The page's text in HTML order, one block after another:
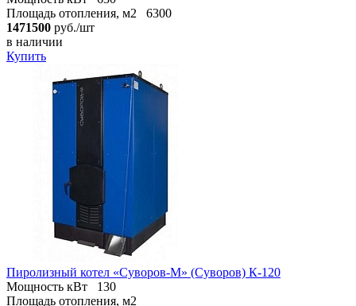
Площадь отопления, м2
6300
1471500 руб./шт
в наличии
Купить
Пиролизный котел «Суворов-М» (Суворов) К-120
Мощность кВт
130
Площадь отопления, м2